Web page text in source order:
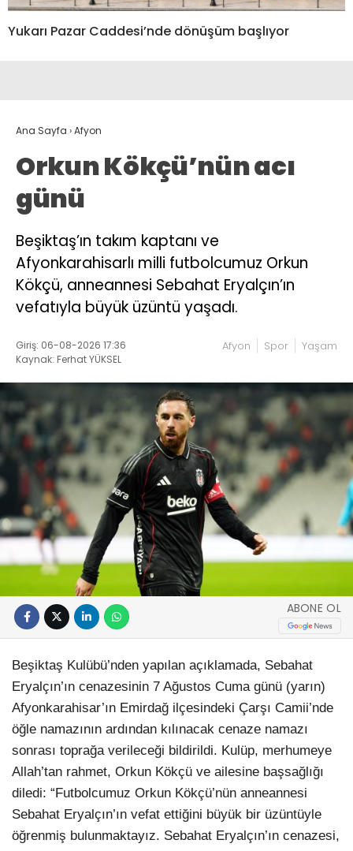
Yukarı Pazar Caddesi’nde dönüşüm başlıyor
Ana Sayfa ›Afyon
Orkun Kökçü’nün acı
günü
Beşiktaş’ın takım kaptanı ve
Afyonkarahisarlı milli futbolcumuz Orkun
Kökçü, anneannesi Sebahat Eryalçın’ın
vefatıyla büyük üzüntü yaşadı.
Giriş: 06-08-2026 17:36
Kaynak: Ferhat YÜKSEL
Afyon Spor Yaşam
ABONE OL
Beşiktaş Kulübü’nden yapılan açıklamada, Sebahat
Eryalçın’ın cenazesinin 7 Ağustos Cuma günü (yarın)
Afyonkarahisar’ın Emirdağ ilçesindeki Çarşı Camii’nde
öğle namazının ardından kılınacak cenaze namazı
sonrası toprağa verileceği bildirildi. Kulüp, merhumeye
Allah’tan rahmet, Orkun Kökçü ve ailesine başsağlığı
diledi: “Futbolcumuz Orkun Kökçü’nün anneannesi
Sebahat Eryalçın’ın vefat ettiğini büyük bir üzüntüyle
öğrenmiş bulunmaktayız. Sebahat Eryalçın’ın cenazesi,